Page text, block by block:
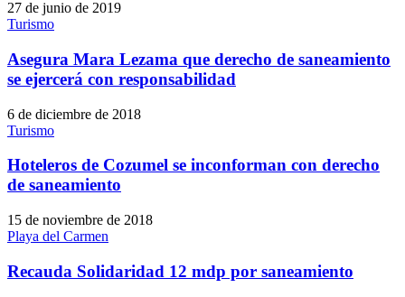
27 de junio de 2019
Turismo
Asegura Mara Lezama que derecho de saneamiento
se ejercerá con responsabilidad
6 de diciembre de 2018
Turismo
Hoteleros de Cozumel se inconforman con derecho
de saneamiento
15 de noviembre de 2018
Playa del Carmen
Recauda Solidaridad 12 mdp por saneamiento